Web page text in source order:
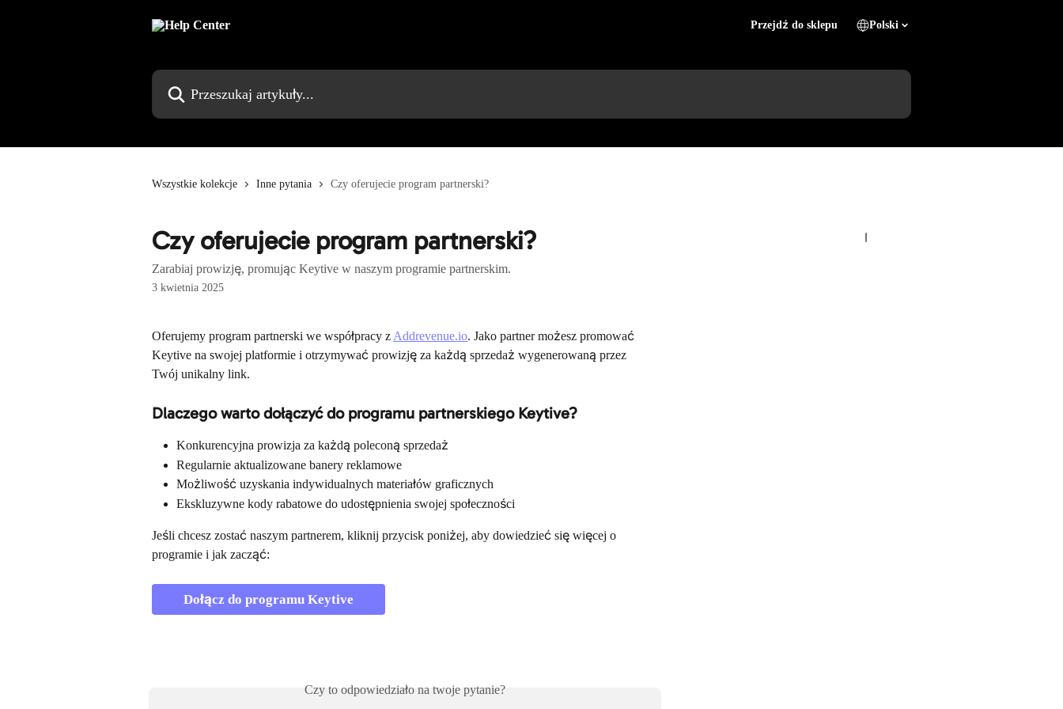
Przejdź do sklepu Polski
Przeszukaj artykuły...
Wszystkie kolekcje Inne pytania Czy oferujecie program partnerski?
Czy oferujecie program partnerski?
Zarabiaj prowizję, promując Keytive w naszym programie partnerskim.
3 kwietnia 2025
Oferujemy program partnerski we współpracy z Addrevenue.io. Jako partner możesz promować
Keytive na swojej platformie i otrzymywać prowizję za każdą sprzedaż wygenerowaną przez
Twój unikalny link.
Dlaczego warto dołączyć do programu partnerskiego Keytive?
Konkurencyjna prowizja za każdą poleconą sprzedaż
Regularnie aktualizowane banery reklamowe
Możliwość uzyskania indywidualnych materiałów graficznych
Ekskluzywne kody rabatowe do udostępnienia swojej społeczności
Jeśli chcesz zostać naszym partnerem, kliknij przycisk poniżej, aby dowiedzieć się więcej o
programie i jak zacząć:
Dołącz do programu Keytive
Czy to odpowiedziało na twoje pytanie?